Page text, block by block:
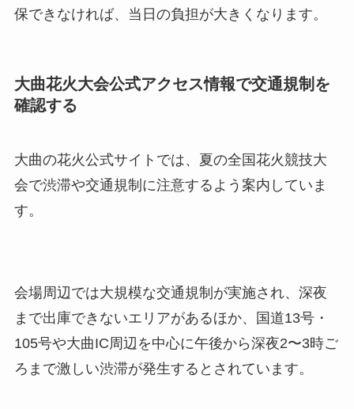
保できなければ、当日の負担が大きくなります。
大曲花火大会公式アクセス情報で交通規制を
確認する
大曲の花火公式サイトでは、夏の全国花火競技大
会で渋滞や交通規制に注意するよう案内していま
す。
会場周辺では大規模な交通規制が実施され、深夜
まで出庫できないエリアがあるほか、国道13号・
105号や大曲IC周辺を中心に午後から深夜2〜3時ご
ろまで激しい渋滞が発生するとされています。